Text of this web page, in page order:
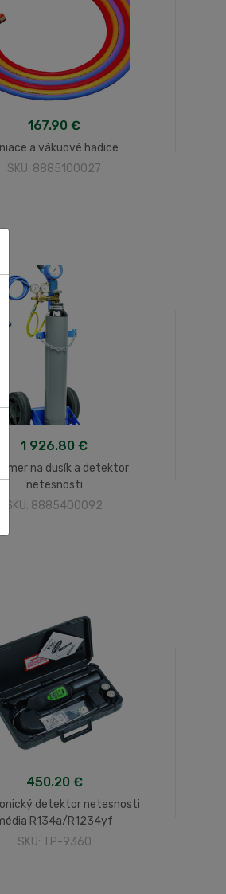
167.90 €
a vákuové hadice
SKU: 8885100027
1 926.80 €
na dusík a detektor
netesnosti
SKU: 8885400092
450.20 €
detektor netesnosti
R134a/R1234yf
SKU: TP-9360